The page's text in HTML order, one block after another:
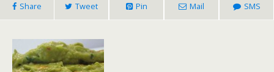
Share Tweet Pin Mail SMS